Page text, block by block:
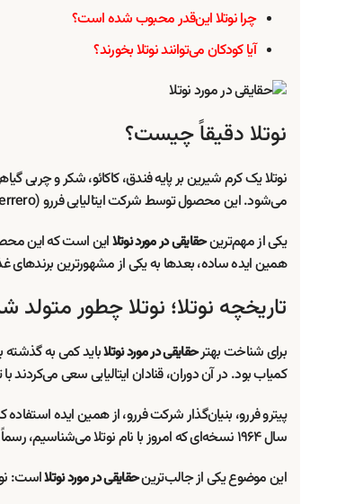
چرا نوتلا این‌قدر محبوب شده است؟
آیا کودکان می‌توانند نوتلا بخورند؟
نوتلا دقیقاً چیست؟
نوتلا یک کرم شیرین بر پایه فندق، کاکائو، شکر و چربی
می‌شود. این محصول توسط شرکت ایتالیایی فررو (Ferrero) تولید می‌شود و امروزه در بسیاری از کشورهای جهان شناخته شده است.
یکی از مهم‌ترینحقایقی در مورد نوتلااین است که این
همین ایده ساده، بعدها به یکی از مشهورترین برندهای
تاریخچه نوتلا؛ نوتلا چطور متولد
برای شناخت بهترحقایقی در مورد نوتلاباید کمی به گذشته
کمیاب بود. در آن دوران، قنادان ایتالیایی سعی
سال ۱۹۶۴ نسخه‌ای که امروز با نام نوتلا می‌شناسیم، رسماً وارد بازار شد.
این موضوع یکی از جالب‌ترینحقایقی در مورد نوتلااست: